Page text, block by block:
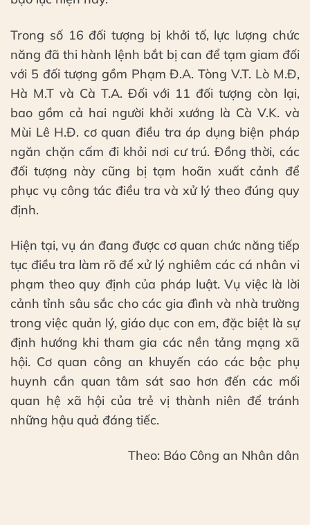
Trong số 16 đối tượng bị khởi tố, lực lượng chức
năng đã thi hành lệnh bắt bị can để tạm giam đối
với 5 đối tượng gồm Phạm Đ.A. Tòng V.T. Lò M.Đ,
Hà M.T và Cà T.A. Đối với 11 đối tượng còn lại,
bao gồm cả hai người khởi xướng là Cà V.K. và
Mùi Lê H.Đ. cơ quan điều tra áp dụng biện pháp
ngăn chặn cấm đi khỏi nơi cư trú. Đồng thời, các
đối tượng này cũng bị tạm hoãn xuất cảnh để
phục vụ công tác điều tra và xử lý theo đúng quy
định.
Hiện tại, vụ án đang được cơ quan chức năng tiếp
tục điều tra làm rõ để xử lý nghiêm các cá nhân vi
phạm theo quy định của pháp luật. Vụ việc là lời
cảnh tỉnh sâu sắc cho các gia đình và nhà trường
trong việc quản lý, giáo dục con em, đặc biệt là sự
định hướng khi tham gia các nền tảng mạng xã
hội. Cơ quan công an khuyến cáo các bậc phụ
huynh cần quan tâm sát sao hơn đến các mối
quan hệ xã hội của trẻ vị thành niên để tránh
những hậu quả đáng tiếc.
Theo: Báo Công an Nhân dân